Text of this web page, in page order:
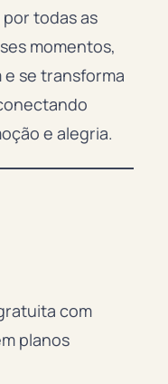
todas as
momentos,
e se transforma
e alegria.
com
planos